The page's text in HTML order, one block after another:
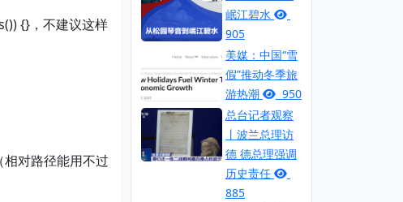
{}，不建议这样
对路径能用不过
岷江碧水
905
美媒：中国“雪
假”推动冬季旅
游热潮
950
总台记者观察
丨波兰总理访
德 德总理强调
历史责任
885